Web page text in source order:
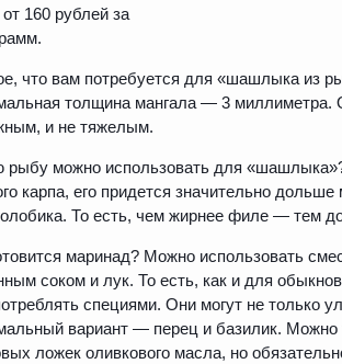
от 160 рублей за
что вам потребуется для «шашлыка из
толщина мангала — 3 миллиметра.
и не тяжелым.
рыбу можно использовать для
карпа, его придется значительно
То есть, чем жирнее филе — тем
маринад? Можно использовать
соком и лук. То есть, как и для
специями. Они могут не только
вариант — перец и базилик. Можно
ложек оливкового масла, но